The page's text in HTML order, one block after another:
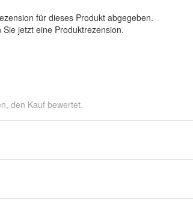
für dieses Produkt abgegeben.
Sie jetzt eine Produktrezension.
den Kauf bewertet.